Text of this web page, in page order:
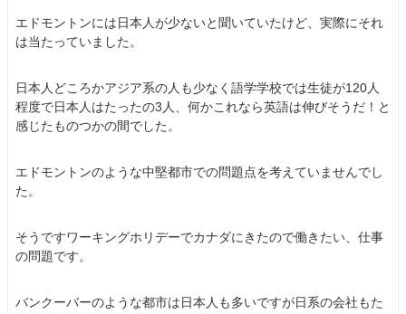
エドモントンには日本人が少ないと聞いていたけど、実際にそれ
は当たっていました。
日本人どころかアジア系の人も少なく語学学校では生徒が120人
程度で日本人はたったの3人、何かこれなら英語は伸びそうだ！と
感じたものつかの間でした。
エドモントンのような中堅都市での問題点を考えていませんでし
た。
そうですワーキングホリデーでカナダにきたので働きたい、仕事
の問題です。
バンクーバーのような都市は日本人も多いですが日系の会社もた